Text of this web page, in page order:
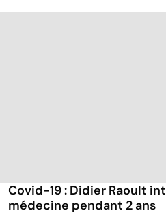
Covid-19 : Didier Raoult
médecine pendant 2 ans